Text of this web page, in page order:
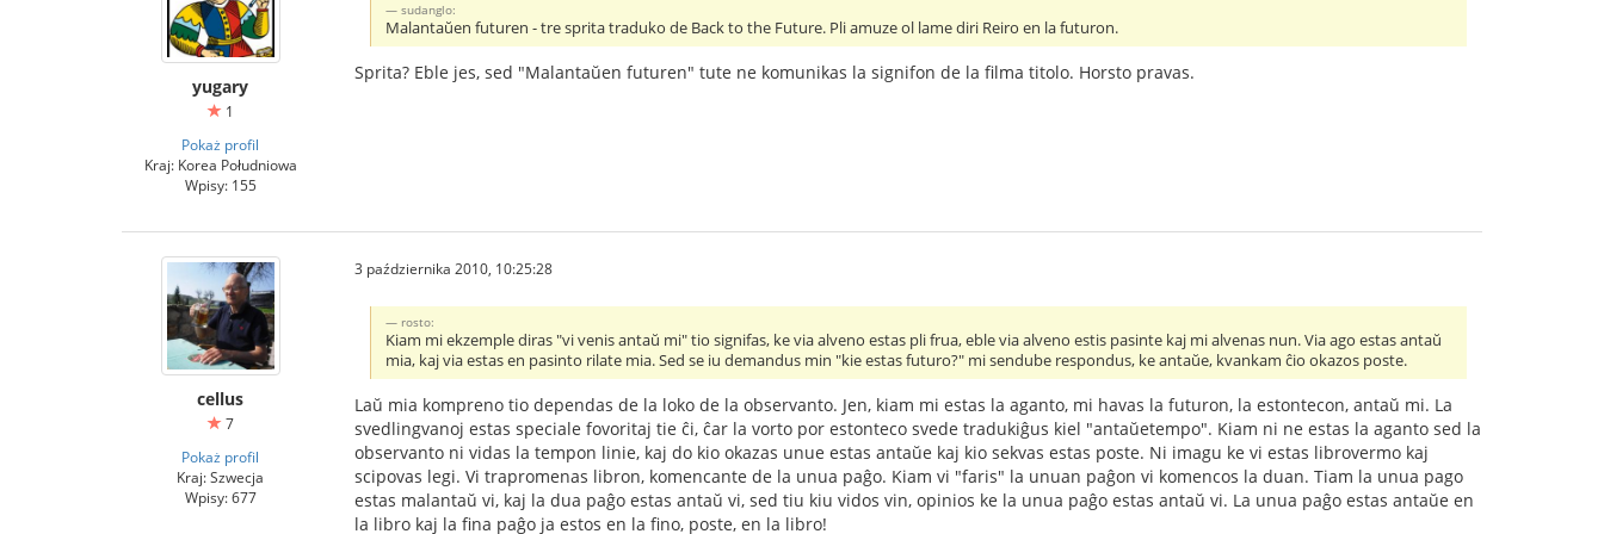
yugary
1
Pokaż profil
Kraj: Korea Południowa
Wpisy: 155
sudanglo:
Malantaŭen futuren - tre sprita traduko de Back to the Future. Pli amuze ol lame diri Reiro en la futuron.
Sprita? Eble jes, sed "Malantaŭen futuren" tute ne komunikas la signifon de la filma titolo. Horsto pravas.
cellus
7
Pokaż profil
Kraj: Szwecja
Wpisy: 677
3 października 2010, 10:25:28
rosto:
Kiam mi ekzemple diras "vi venis antaŭ mi" tio signifas, ke via alveno estas pli frua, eble via alveno estis pasinte kaj mi alvenas nun. Via ago estas antaŭ
mia, kaj via estas en pasinto rilate mia. Sed se iu demandus min "kie estas futuro?" mi sendube respondus, ke antaŭe, kvankam ĉio okazos poste.
Laŭ mia kompreno tio dependas de la loko de la observanto. Jen, kiam mi estas la aganto, mi havas la futuron, la estontecon, antaŭ mi. La
svedlingvanoj estas speciale fovoritaj tie ĉi, ĉar la vorto por estonteco svede tradukiĝus kiel "antaŭetempo". Kiam ni ne estas la aganto sed la
observanto ni vidas la tempon linie, kaj do kio okazas unue estas antaŭe kaj kio sekvas estas poste. Ni imagu ke vi estas librovermo kaj
scipovas legi. Vi trapromenas libron, komencante de la unua paĝo. Kiam vi "faris" la unuan paĝon vi komencos la duan. Tiam la unua pago
estas malantaŭ vi, kaj la dua paĝo estas antaŭ vi, sed tiu kiu vidos vin, opinios ke la unua paĝo estas antaŭ vi. La unua paĝo estas antaŭe en
la libro kaj la fina paĝo ja estos en la fino, poste, en la libro!